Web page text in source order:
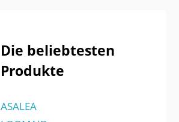
Die beliebtesten
Produkte
ASALEA